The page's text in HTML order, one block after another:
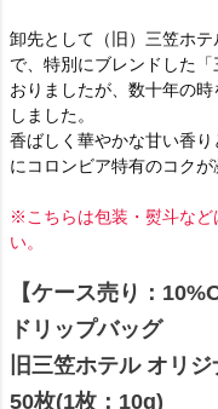
卸先として（旧）三笠ホ
で、特別にブレンドした
おりましたが、数十年の
しました。
香ばしく華やかな甘い香
にコロンビア特有のコクが
※こちらは包装・熨斗など
い。
【ケース売り：
ドリップバッグ
旧三笠ホテル オリ
50枚(1枚：10g)